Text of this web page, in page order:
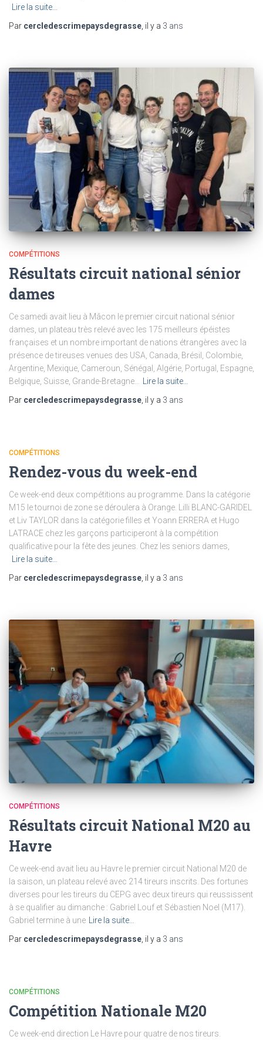
Lire la suite…
Par cercledescrimepaysdegrasse, il y a 3 ans
COMPÉTITIONS
Résultats circuit national sénior
dames
Ce samedi avait lieu à Mâcon le premier circuit national sénior
dames, un plateau très relevé avec les 175 meilleurs épéistes
françaises et un nombre important de nations étrangères avec la
présence de tireuses venues des USA, Canada, Brésil, Colombie,
Argentine, Mexique, Cameroun, Sénégal, Algérie, Portugal, Espagne,
Belgique, Suisse, Grande-Bretagne…
Lire la suite…
Par cercledescrimepaysdegrasse , il y a 3 ans
COMPÉTITIONS
Rendez-vous du week-end
Ce week-end deux compétitions au programme. Dans la catégorie
M15 le tournoi de zone se déroulera à Orange. Lilli BLANC-GARIDEL
et Liv TAYLOR dans la catégorie filles et Yoann ERRERA et Hugo
LATRACE chez les garçons participeront à la compétition
qualificative pour la fête des jeunes. Chez les seniors dames,
Lire la suite…
Par cercledescrimepaysdegrasse , il y a 3 ans
COMPÉTITIONS
Résultats circuit National M20 au
Havre
Ce week-end avait lieu au Havre le premier circuit National M20 de
la saison, un plateau relevé avec 214 tireurs inscrits. Des fortunes
diverses pour les tireurs du CEPG avec deux tireurs qui reussissent
à se qualifier au dimanche : Gabriel Louf et Sébastien Noel (M17).
Gabriel termine à une
Lire la suite…
Par cercledescrimepaysdegrasse , il y a 3 ans
COMPÉTITIONS
Compétition Nationale M20
Ce week-end direction Le Havre pour quatre de nos tireurs.